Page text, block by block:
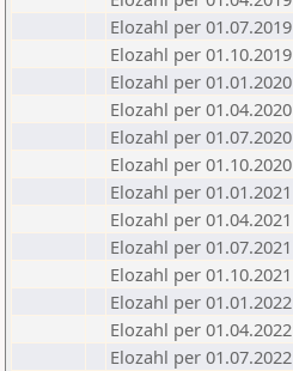
Elozahl per 01.07.2019
Elozahl per 01.10.2019
Elozahl per 01.01.2020
Elozahl per 01.04.2020
Elozahl per 01.07.2020
Elozahl per 01.10.2020
Elozahl per 01.01.2021
Elozahl per 01.04.2021
Elozahl per 01.07.2021
Elozahl per 01.10.2021
Elozahl per 01.01.2022
Elozahl per 01.04.2022
Elozahl per 01.07.2022